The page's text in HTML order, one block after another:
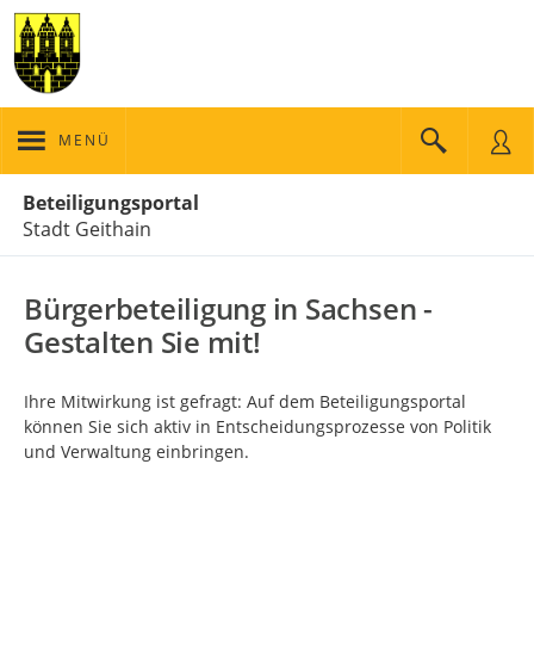
MENÜ
Beteiligungsportal
Stadt Geithain
Bürgerbeteiligung in Sachsen -
Gestalten Sie mit!
Ihre Mitwirkung ist gefragt: Auf dem Beteiligungsportal
können Sie sich aktiv in Entscheidungsprozesse von Politik
und Verwaltung einbringen.